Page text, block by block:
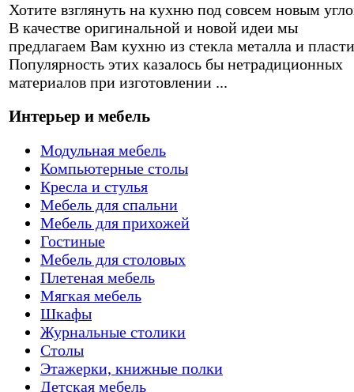
Хотите взглянуть на кухню под совсем новым
В качестве оригинальной и новой идеи мы
предлагаем Вам кухню из стекла металла и
Популярность этих казалось бы нетрадиционных
материалов при изготовлении ...
Интерьер и мебель
Модульная мебель
Компьютерные столы
Кресла и стулья
Мебель для спальни
Мебель для прихожей
Гостиные
Мебель для столовых
Плетеная мебель
Мягкая мебель
Шкафы
Журнальные столики
Столы
Этажерки, книжные полки
Детская мебель